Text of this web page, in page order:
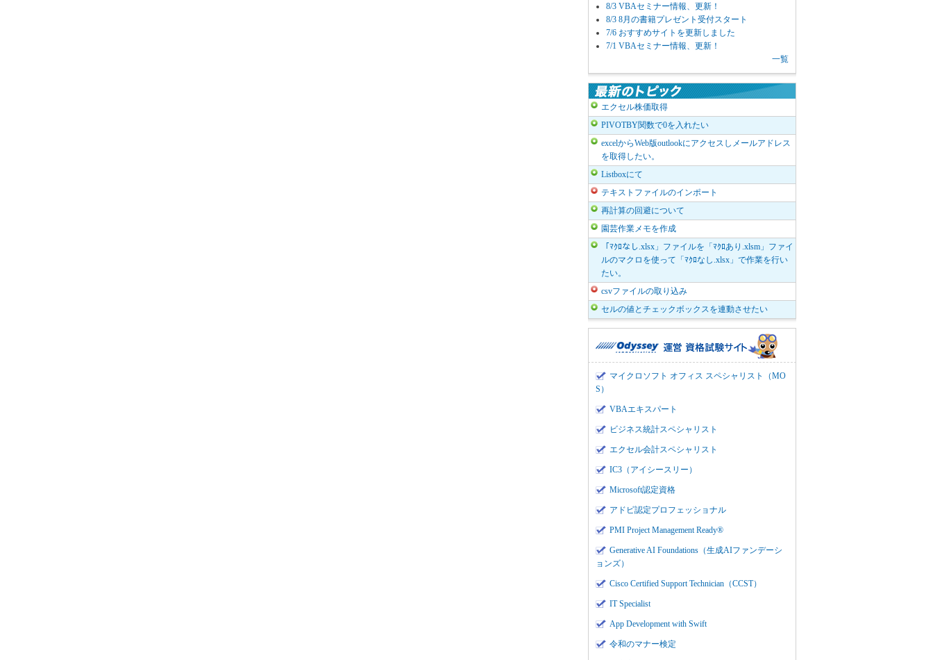
8/3 VBAセミナー情報、更新！
8/3 8月の書籍プレゼント受付スタート
7/6 おすすめサイトを更新しました
7/1 VBAセミナー情報、更新！
一覧
エクセル株価取得
PIVOTBY関数で0を入れたい
excelからWeb版outlookにアクセスしメールアドレス
を取得したい。
Listboxにて
テキストファイルのインポート
再計算の回避について
園芸作業メモを作成
「ﾏｸﾛなし.xlsx」ファイルを「ﾏｸﾛあり.xlsm」ファイ
ルのマクロを使って「ﾏｸﾛなし.xlsx」で作業を行い
たい。
csvファイルの取り込み
セルの値とチェックボックスを連動させたい
マイクロソフト オフィス スペシャリスト（MO
S）
VBAエキスパート
ビジネス統計スペシャリスト
エクセル会計スペシャリスト
IC3（アイシースリー）
Microsoft認定資格
アドビ認定プロフェッショナル
PMI Project Management Ready®
Generative AI Foundations（生成AIファンデーシ
ョンズ）
Cisco Certified Support Technician（CCST）
IT Specialist
App Development with Swift
令和のマナー検定